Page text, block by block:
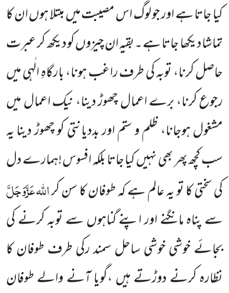
کیا جاتا ہے اور جو لوگ اس مصیبت میں مبتلا ہوں ان کا
تماشا دیکھا جاتا ہے ۔بقیہ ان چیزوں کو دیکھ کر عبرت
حاصل کرنا، توبہ کی طرف راغب ہونا، بارگاہِ الٰہی میں
رجوع کرنا، برے اعمال چھوڑ دینا، نیک اعمال میں
مشغول ہوجانا، ظلم و ستم اور بددیانتی کو چھوڑ دینا یہ
سب کچھ پھر بھی نہیں کیا جاتا بلکہ افسوس !ہمارے دل
کی سختی کا تو یہ عالم ہے کہ طوفان کا سن کراللہعَزَّوَجَلَّ
سے پناہ مانگنے اور اپنے گناہوں سے توبہ کرنے کی
بجائے خوشی خوشی ساحل سمند رکی طرف طوفان کا
نظارہ کرنے دوڑتے ہیں ،گویا آنے والے طوفان